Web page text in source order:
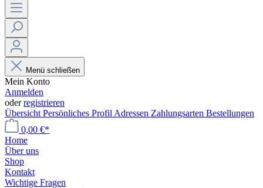
Menü schließen
Mein Konto
Anmelden
oderregistrieren
Übersicht Persönliches Profil Adressen Zahlungsarten Bestellungen
0,00 €*
Home
Über uns
Shop
Kontakt
Wichtige Fragen